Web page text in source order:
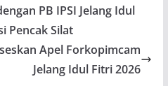
PB IPSI Jelang Idul
Pencak Silat
Apel Forkopimcam
Jelang Idul Fitri 2026